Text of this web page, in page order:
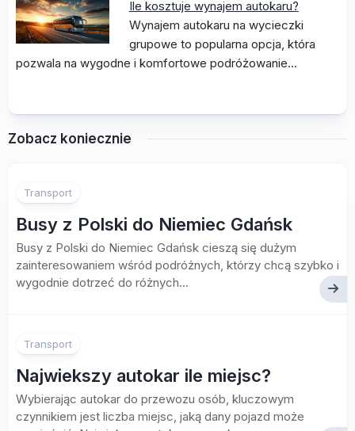
Ile kosztuje wynajem autokaru?
Wynajem autokaru na wycieczki
grupowe to popularna opcja, która
pozwala na wygodne i komfortowe podróżowanie…
Zobacz koniecznie
Transport
Busy z Polski do Niemiec Gdańsk
Busy z Polski do Niemiec Gdańsk cieszą się dużym
zainteresowaniem wśród podróżnych, którzy chcą szybko i
wygodnie dotrzeć do różnych...
Transport
Najwiekszy autokar ile miejsc?
Wybierając autokar do przewozu osób, kluczowym
czynnikiem jest liczba miejsc, jaką dany pojazd może